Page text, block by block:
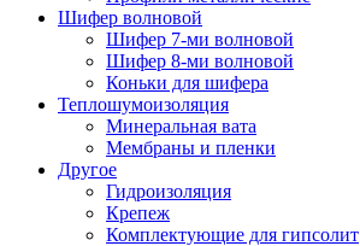
Шифер волновой
Шифер 7-ми волновой
Шифер 8-ми волновой
Коньки для шифера
Теплошумоизоляция
Минеральная вата
Мембраны и пленки
Другое
Гидроизоляция
Крепеж
Комплектующие для гипсолит